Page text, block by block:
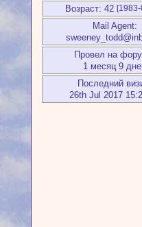
Возраст: 42
Mail Agent:
Провел на
1 месяц 9
Последний
26th Jul 2017